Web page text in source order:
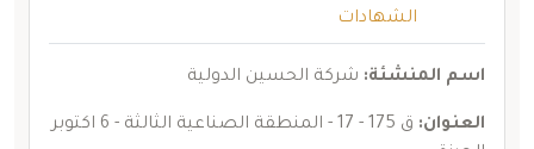
الشهادات
اسم المنشئة: شركة الحسين الدولية
العنوان:
ق 175 - 17 - المنطقة الصناعية الثالثة - 6 اكتوبر